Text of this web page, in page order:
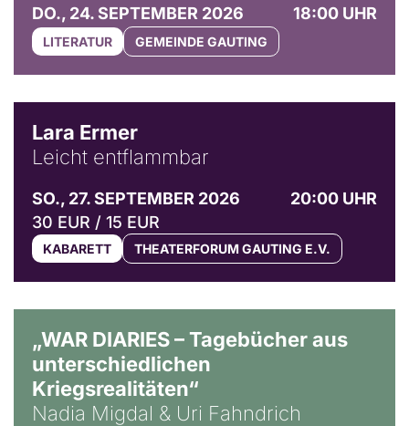
DO., 24. SEPTEMBER 2026 18:00 UHR
LITERATUR GEMEINDE GAUTING
Lara Ermer
Leicht entflammbar
SO., 27. SEPTEMBER 2026
20:00 UHR
30 EUR / 15 EUR
KABARETT THEATERFORUM GAUTING E.V.
„WAR DIARIES – Tagebücher aus
unterschiedlichen
Kriegsrealitäten“
Nadia Migdal & Uri Fahndrich